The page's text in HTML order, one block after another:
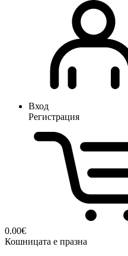
Вход
Регистрация
0.00€
Кошницата е празна